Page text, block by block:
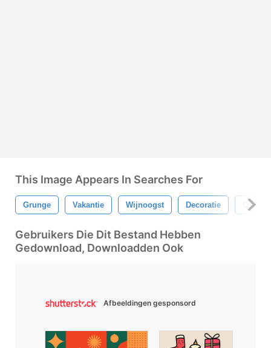
This Image Appears In Searches For
Grunge Vakantie Wijnoogst Decoratie Oud
Gebruikers Die Dit Bestand Hebben
Gedownload, Downloadden Ook
Afbeeldingen gesponsord